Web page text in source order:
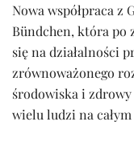
Nowa współpraca
Bündchen, która po
się na działalności
zrównoważonego
środowiska i
wielu ludzi na